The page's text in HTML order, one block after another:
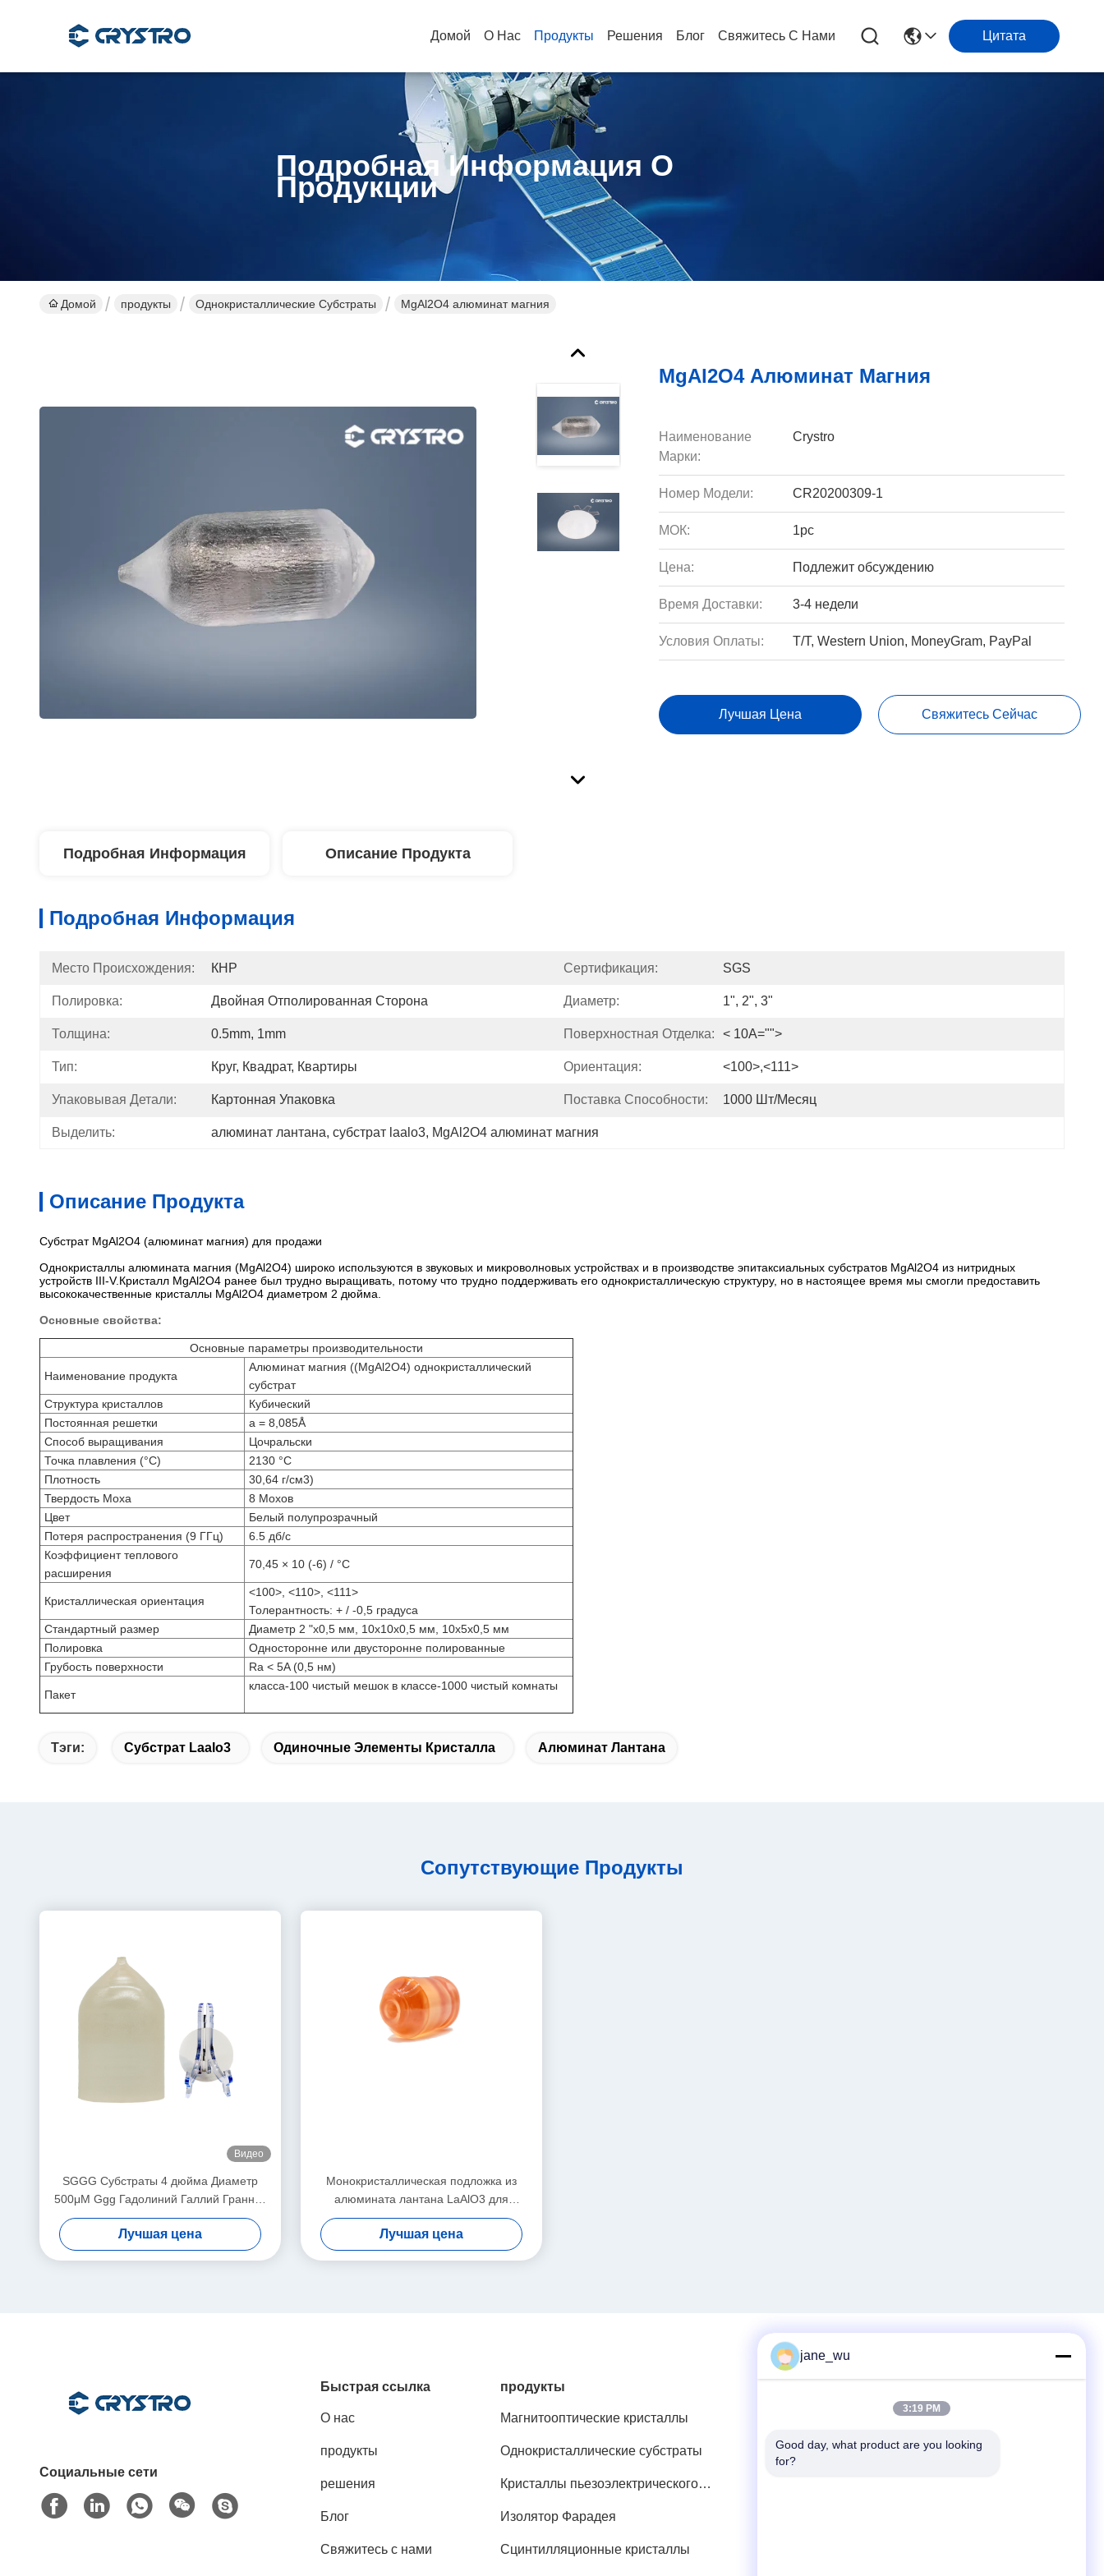
Домой О Нас Продукты Решения Блог Свяжитесь С Нами Цитата
Подробная Информация О
Продукции
Домой продукты Однокристаллические Субстраты MgAl2O4 алюминат магния
MgAl2O4 Алюминат Магния
Наименование
Марки:
Crystro
Номер Модели: CR20200309-1
МОК: 1pc
Цена: Подлежит обсуждению
Время Доставки: 3-4 недели
Условия Оплаты: T/T, Western Union, MoneyGram, PayPal
Лучшая Цена Свяжитесь Сейчас
Подробная Информация Описание Продукта
Подробная Информация
Место Происхождения: КНР Сертификация: SGS
Полировка: Двойная Отполированная Сторона Диаметр: 1", 2", 3"
Толщина: 0.5mm, 1mm Поверхностная Отделка: < 10A="">
Тип: Круг, Квадрат, Квартиры Ориентация: <100>,<111>
Упаковывая Детали: Картонная Упаковка Поставка Способности: 1000 Шт/месяц
Выделить: алюминат лантана, субстрат laalo3, MgAl2O4 алюминат магния
Описание Продукта
Субстрат MgAl2O4 (алюминат магния) для продажи
Однокристаллы алюмината магния (MgAl2O4) широко используются в звуковых и микроволновых устройствах и в производстве эпитаксиальных субстратов MgAl2O4 из нитридных
устройств III-V.Кристалл MgAl2O4 ранее был трудно выращивать, потому что трудно поддерживать его однокристаллическую структуру, но в настоящее время мы смогли предоставить
высококачественные кристаллы MgAl2O4 диаметром 2 дюйма.
Основные свойства:
Основные параметры производительности
Наименование продукта
Алюминат магния ((MgAl2O4) однокристаллический
субстрат
Структура кристаллов
Кубический
Постоянная решетки
a = 8,085Å
Способ выращивания
Цочральски
Точка плавления (°C)
2130 °C
Плотность
30,64 г/см3)
Твердость Моха
8 Мохов
Цвет
Белый полупрозрачный
Потеря распространения (9 ГГц)
6.5 дб/с
Коэффициент теплового
расширения
70,45 × 10 (-6) / °C
Кристаллическая ориентация
<100>, <110>, <111>
Толерантность: + / -0,5 градуса
Стандартный размер
Диаметр 2 "х0,5 мм, 10х10х0,5 мм, 10х5х0,5 мм
Полировка
Односторонне или двусторонне полированные
Грубость поверхности
Ra < 5A (0,5 нм)
Пакет
класса-100 чистый мешок в классе-1000 чистый комнаты
Тэги: Субстрат Laalo3 Одиночные Элементы Кристалла Алюминат Лантана
Сопутствующие Продукты
Видео
SGGG Субстраты 4 дюйма Диаметр
500μM Ggg Гадолиний Галлий Граннет
Субстраты
Лучшая цена
Монокристаллическая подложка из
алюмината лантана LaAlO3 для
создания высокотемпературной
сверхпроводимости и тонкой пленки с
гигантским магнитосопротивлением
Лучшая цена
Социальные сети
Быстрая ссылка
О нас
продукты
решения
Блог
Свяжитесь с нами
продукты
Магнитооптические кристаллы
Однокристаллические субстраты
Кристаллы пьезоэлектрического
Изолятор Фарадея
Сцинтилляционные кристаллы
86-0551-63840886
jane_wu
3:19 PM
Good day, what product are you looking
for?